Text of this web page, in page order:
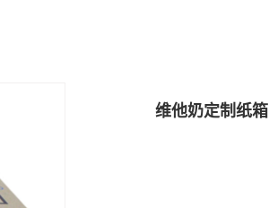
维他奶定制纸箱